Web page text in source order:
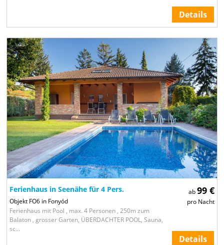
Details
ab99 €
pro Nacht
Ferienhaus in Seenähe für 4 Pers.
Objekt FO6 in Fonyód
Ferienhaus mit Pool , max. 4 Personen , 250m zum
Balaton , grosser Garten, ÜBERDACHTER POOL, Sauna,
sc...
Details